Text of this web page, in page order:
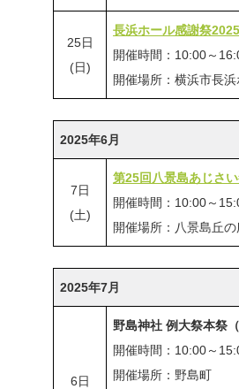
25日
(日)
長浜ホール感謝祭2025
開催時間：10:00～
開催場所：横浜市長
2025年6月
7日
(土)
第25回八景島あじさ
開催時間：10:00～
開催場所：八景島丘の
2025年7月
6日
野島神社 例大祭本祭（
開催時間：10:00～
開催場所：野島町